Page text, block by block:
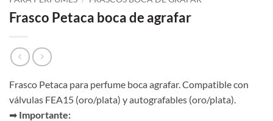
Frasco Petaca boca de agrafar
Frasco Petaca para perfume boca agrafar. Compatible con
válvulas FEA15 (oro/plata) y autografables (oro/plata).
➡ Importante: